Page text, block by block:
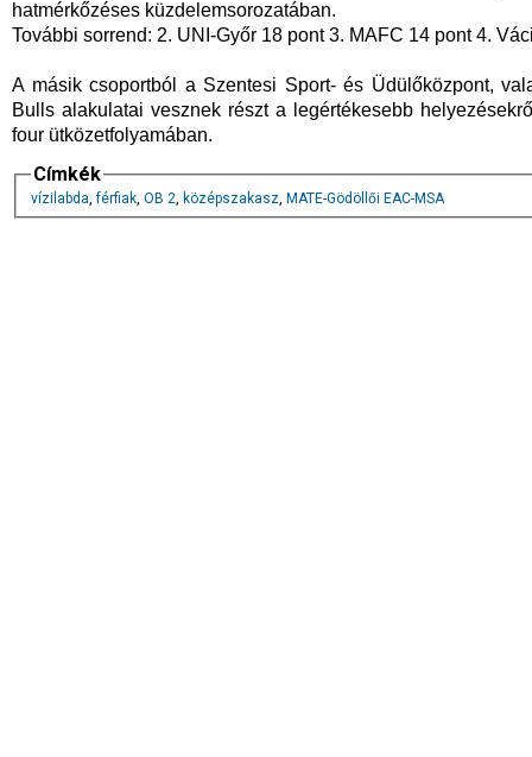
hatmérkőzéses küzdelemsorozatában.
További sorrend: 2. UNI-Győr 18 pont 3. MAFC 14 pont 4.
A másik csoportból a Szentesi Sport- és Üdülőközpont,
Bulls alakulatai vesznek részt a legértékesebb
four ütközetfolyamában.
Címkék
vízilabda,férfiak, OB 2, középszakasz, MATE-Gödöllői EAC-MSA